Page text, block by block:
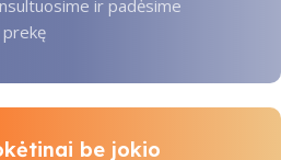
ir padėsime
be jokio